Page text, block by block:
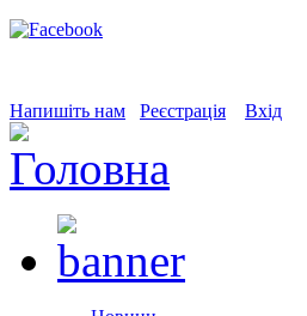
Напишіть нам Реєстрація Вхід